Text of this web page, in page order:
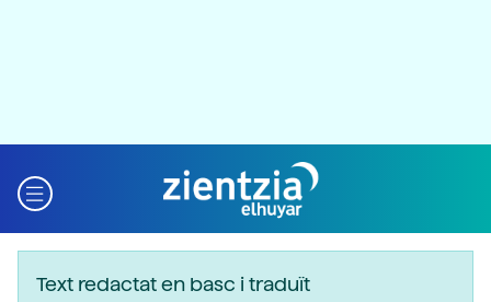
Text redactat en basc i traduït